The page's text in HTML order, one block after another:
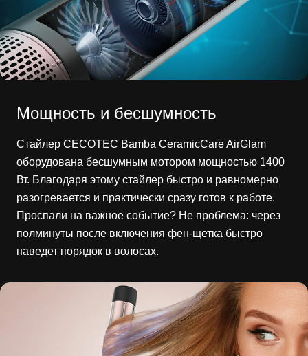
Мощность и бесшумность
Стайлер CECOTEC Bamba CeramicCare AirGlam
оборудована бесшумным мотором мощностью 1400
Вт. Благодаря этому стайлер быстро и равномерно
разогревается и практически сразу готов к работе.
Проспали на важное событие? Не проблема: через
полминуты после включения фен-щетка быстро
наведет порядок в волосах.